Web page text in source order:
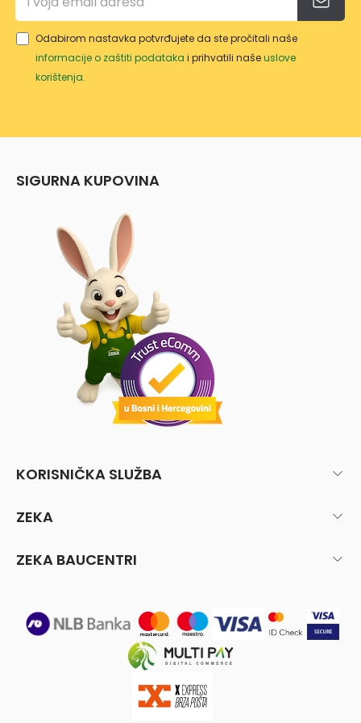
Odabirom nastavka potvrđujete da ste pročitali naše
informacije o zaštiti podataka i prihvatili našeuslove
korištenja.
SIGURNA KUPOVINA
KORISNIČKA SLUŽBA
ZEKA
ZEKA BAUCENTRI